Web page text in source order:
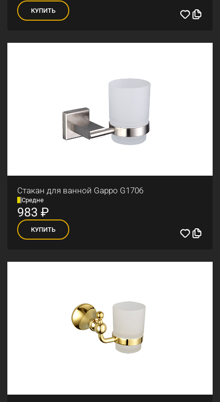
КУПИТЬ
Стакан для ванной Gappo G1706
Средне
983 ₽
КУПИТЬ